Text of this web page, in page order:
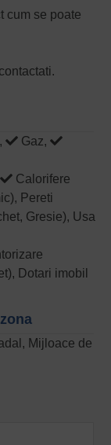
cum se poate
Gaz,
Calorifere
Pereti
Gresie), Usa
Dotari imobil
Mijloace de